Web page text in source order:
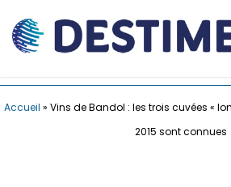
Accueil » Vins de Bandol : les trois cuvées «
2015 sont connues